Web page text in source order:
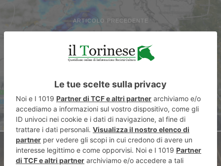
ARTICOLO PRECEDENTE
Meteo: pioggia in vista, tempo
stabile a inizio settimana